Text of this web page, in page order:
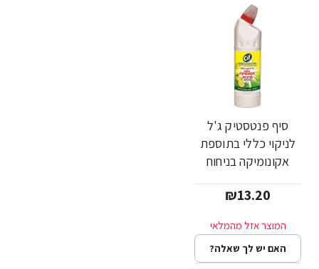
סיף פנטסטיק ג'ל
לניקוי כללי בתוספת
אקונומיקה בניחוח
CIF
₪13.20
האם יש לך שאלה?